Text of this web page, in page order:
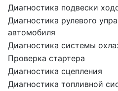
Диагностика подвески
Диагностика рулевого
автомобиля
Диагностика системы
Проверка стартера
Диагностика сцепления
Диагностика топливной